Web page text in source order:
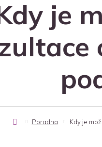
je
Poradna Kdy je